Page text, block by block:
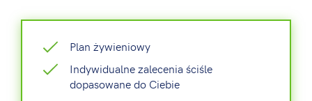
Plan żywieniowy
Indywidualne zalecenia ściśle
dopasowane do Ciebie